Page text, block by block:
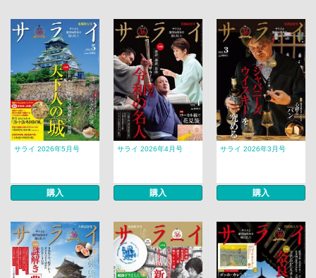
サライ 2026年5月号
購入
サライ 2026年4月号
購入
サライ 2026年3月号
購入